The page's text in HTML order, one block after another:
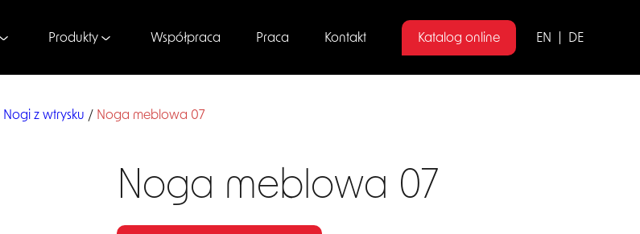
Produkty Współpraca Praca Kontakt Katalog online EN DE
Nogi z wtrysku / Noga meblowa 07
Noga meblowa 07